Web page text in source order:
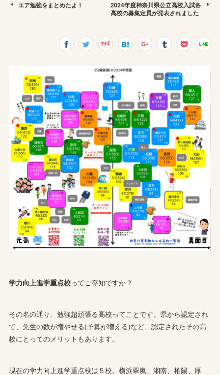
エア勉強をまとめたよ！
2024年度神奈川県公立高校入試各
高校の募集定員が発表されました
学力向上進学重点校ってご存知ですか？
その名の通り、勉強超頑張る高校ってことです。県から認定され
て、先生の数が増やせる(予算が増える)など、認定されたその高
校にとってのメリットもあります。
現在の学力向上進学重点校は５校。横浜翠嵐、湘南、柏陽、厚